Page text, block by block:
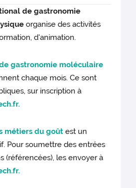
de gastronomie
organise des activités
d'animation.
gastronomie moléculaire
chaque mois. Ce sont
sur inscription à
métiers du goûtest un
Pour soumettre des entrées
(référencées), les envoyer à